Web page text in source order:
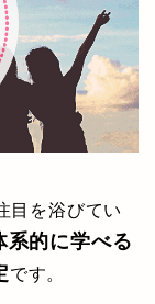
目を浴びてい
系的に学べる
です。